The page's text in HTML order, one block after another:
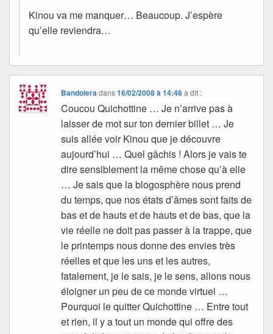
Kinou va me manquer… Beaucoup. J’espère
qu’elle reviendra…
Bandoleradans16/02/2008 à 14:46 a dit :
Coucou Quichottine … Je n’arrive pas à
laisser de mot sur ton dernier billet … Je
suis allée voir Kinou que je découvre
aujourd’hui … Quel gâchis ! Alors je vais te
dire sensiblement la même chose qu’à elle
… Je sais que la blogosphère nous prend
du temps, que nos états d’âmes sont faits de
bas et de hauts et de hauts et de bas, que la
vie réelle ne doit pas passer à la trappe, que
le printemps nous donne des envies très
réelles et que les uns et les autres,
fatalement, je le sais, je le sens, allons nous
éloigner un peu de ce monde virtuel …
Pourquoi le quitter Quichottine … Entre tout
et rien, il y a tout un monde qui offre des